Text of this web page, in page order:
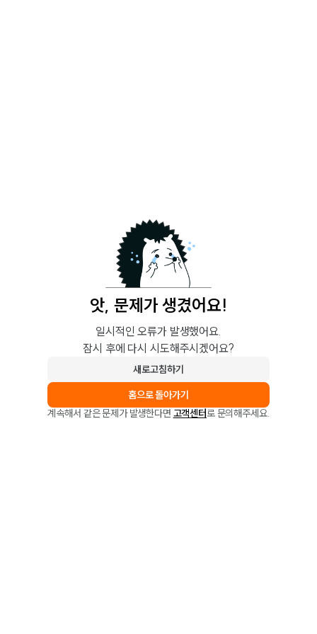
앗, 문제가 생겼어요!
일시적인 오류가 발생했어요.
잠시 후에 다시 시도해주시겠어요?
새로고침하기
홈으로 돌아가기
계속해서 같은 문제가 발생한다면 고객센터로 문의해주세요.